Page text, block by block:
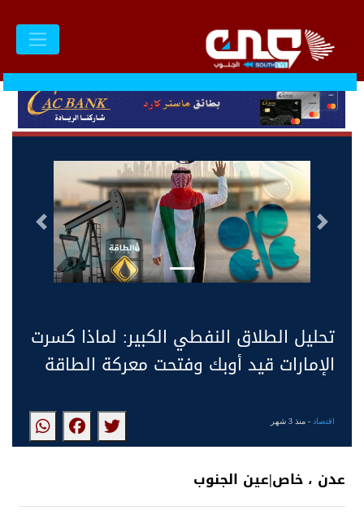
التالى السابق
تحليل الطلاق النفطي الكبير: لماذا كسرت
الإمارات قيد أوبك وفتحت معركة الطاقة
اقتصاد - منذ 3 شهر
عدن ، خاص|عين الجنوب